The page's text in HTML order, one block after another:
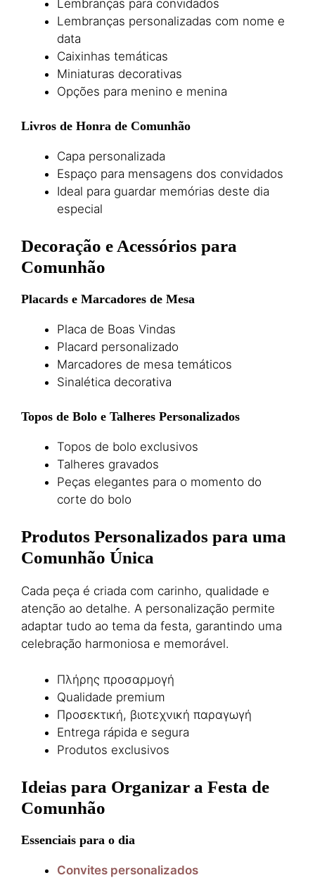
Lembranças para convidados
Lembranças personalizadas com nome e
data
Caixinhas temáticas
Miniaturas decorativas
Opções para menino e menina
Livros de Honra de Comunhão
Capa personalizada
Espaço para mensagens dos convidados
Ideal para guardar memórias deste dia
especial
Decoração e Acessórios para
Comunhão
Placards e Marcadores de Mesa
Placa de Boas Vindas
Placard personalizado
Marcadores de mesa temáticos
Sinalética decorativa
Topos de Bolo e Talheres Personalizados
Topos de bolo exclusivos
Talheres gravados
Peças elegantes para o momento do
corte do bolo
Produtos Personalizados para uma
Comunhão Única
Cada peça é criada com carinho, qualidade e
atenção ao detalhe. A personalização permite
adaptar tudo ao tema da festa, garantindo uma
celebração harmoniosa e memorável.
Πλήρης προσαρμογή
Qualidade premium
Προσεκτική, βιοτεχνική παραγωγή
Entrega rápida e segura
Produtos exclusivos
Ideias para Organizar a Festa de
Comunhão
Essenciais para o dia
Convites personalizados